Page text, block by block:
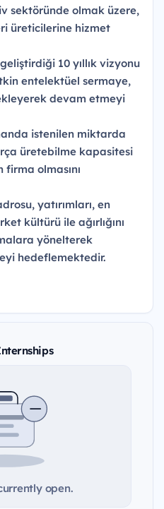
sektöründe olmak üzere,
üreticilerine hizmet
10 yıllık vizyonu
entelektüel sermaye,
devam etmeyi
istenilen miktarda
üretebilme kapasitesi
firma olmasını
yatırımları, en
kültürü ile ağırlığını
yönelterek
hedeflemektedir.
open.